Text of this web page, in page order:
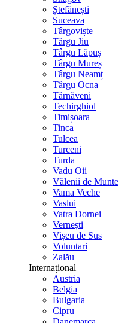
Ștefănești
Suceava
Târgoviște
Târgu Jiu
Târgu Lăpuș
Târgu Mureș
Târgu Neamț
Târgu Ocna
Târnăveni
Techirghiol
Timișoara
Tinca
Tulcea
Turceni
Turda
Vadu Oii
Vălenii de Munte
Vama Veche
Vaslui
Vatra Dornei
Vernești
Vișeu de Sus
Voluntari
Zalău
Internațional
Austria
Belgia
Bulgaria
Cipru